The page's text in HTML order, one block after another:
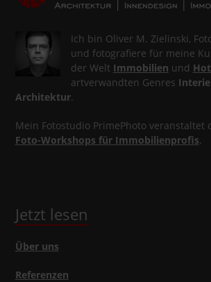
Ich bin Oliver M. Zielinski,
und fotografiere für meine
der Welt Immobilien und
artverwandten Genres
Architektur.
Mein Fotostudio PrimePhoto veranstaltet
Foto-Workshops für Immobilienprofis.
Jetzt lesen
Über uns
Referenzen